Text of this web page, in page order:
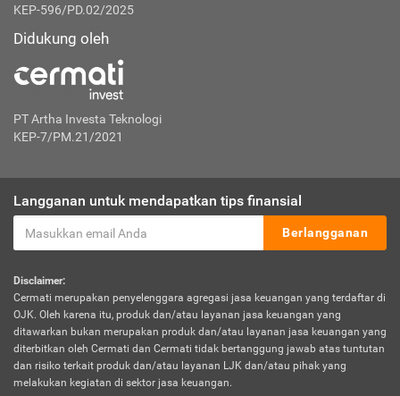
KEP-596/PD.02/2025
Didukung oleh
PT Artha Investa Teknologi
KEP-7/PM.21/2021
Langganan untuk mendapatkan tips finansial
Berlangganan
Disclaimer:
Cermati merupakan penyelenggara agregasi jasa keuangan yang terdaftar di
OJK. Oleh karena itu, produk dan/atau layanan jasa keuangan yang
ditawarkan bukan merupakan produk dan/atau layanan jasa keuangan yang
diterbitkan oleh Cermati dan Cermati tidak bertanggung jawab atas tuntutan
dan risiko terkait produk dan/atau layanan LJK dan/atau pihak yang
melakukan kegiatan di sektor jasa keuangan.